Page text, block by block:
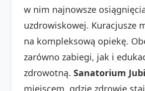
w nim najnowsze
uzdrowiskowej. Kuracjusze
na kompleksową opiekę.
zarówno zabiegi, jak i
zdrowotną. Sanatorium
miejscem, gdzie zdrowie